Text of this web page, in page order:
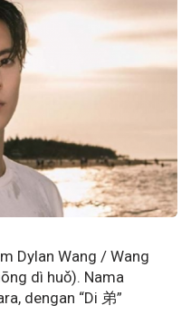
Dylan Wang / Wang
dì huǒ). Nama
dengan “Di 弟”